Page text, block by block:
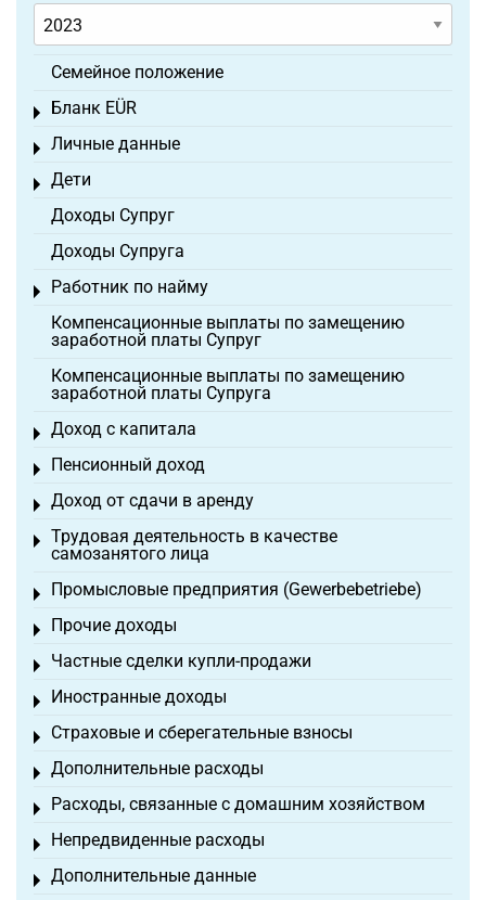
Семейное положение
Бланк EÜR
Toggle menu
Личные данные
Toggle menu
Дети
Toggle menu
Доходы Супруг
Доходы Супруга
Работник по найму
Toggle menu
Компенсационные выплаты по замещению
заработной платы Супруг
Компенсационные выплаты по замещению
заработной платы Супруга
Доход с капитала
Toggle menu
Пенсионный доход
Toggle menu
Доход от сдачи в аренду
Toggle menu
Трудовая деятельность в качестве
самозанятого лица
Toggle menu
Промысловые предприятия (Gewerbebetriebe)
Toggle menu
Прочие доходы
Toggle menu
Частные сделки купли-продажи
Toggle menu
Иностранные доходы
Toggle menu
Страховые и сберегательные взносы
Toggle menu
Дополнительные расходы
Toggle menu
Расходы, связанные с домашним хозяйством
Toggle menu
Непредвиденные расходы
Toggle menu
Дополнительные данные
Toggle menu